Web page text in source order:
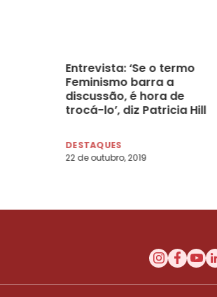
Entrevista: ‘Se o termo
Feminismo barra a
discussão, é hora de
trocá-lo’, diz Patricia Hill
DESTAQUES
22 de outubro, 2019